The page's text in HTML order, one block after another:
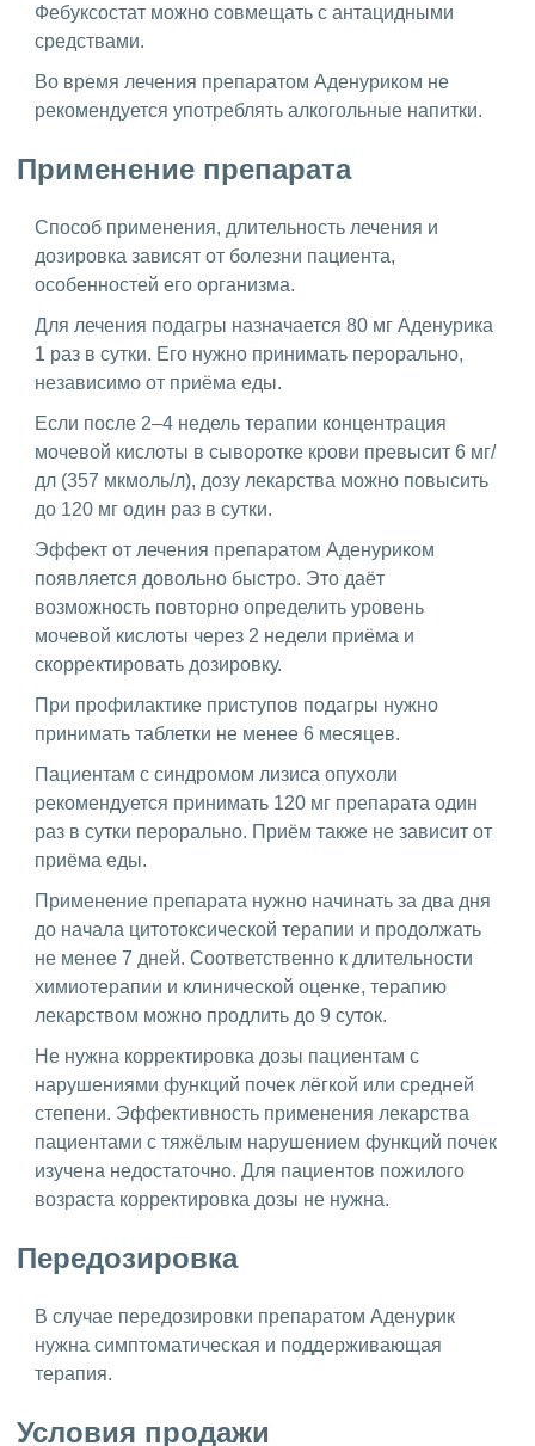
Фебуксостат можно совмещать с антацидными
средствами.
Во время лечения препаратом Аденуриком не
рекомендуется употреблять алкогольные напитки.
Применение препарата
Способ применения, длительность лечения и
дозировка зависят от болезни пациента,
особенностей его организма.
Для лечения подагры назначается 80 мг Аденурика
1 раз в сутки. Его нужно принимать перорально,
независимо от приёма еды.
Если после 2–4 недель терапии концентрация
мочевой кислоты в сыворотке крови превысит 6 мг/
дл (357 мкмоль/л), дозу лекарства можно повысить
до 120 мг один раз в сутки.
Эффект от лечения препаратом Аденуриком
появляется довольно быстро. Это даёт
возможность повторно определить уровень
мочевой кислоты через 2 недели приёма и
скорректировать дозировку.
При профилактике приступов подагры нужно
принимать таблетки не менее 6 месяцев.
Пациентам с синдромом лизиса опухоли
рекомендуется принимать 120 мг препарата один
раз в сутки перорально. Приём также не зависит от
приёма еды.
Применение препарата нужно начинать за два дня
до начала цитотоксической терапии и продолжать
не менее 7 дней. Соответственно к длительности
химиотерапии и клинической оценке, терапию
лекарством можно продлить до 9 суток.
Не нужна корректировка дозы пациентам с
нарушениями функций почек лёгкой или средней
степени. Эффективность применения лекарства
пациентами с тяжёлым нарушением функций почек
изучена недостаточно. Для пациентов пожилого
возраста корректировка дозы не нужна.
Передозировка
В случае передозировки препаратом Аденурик
нужна симптоматическая и поддерживающая
терапия.
Условия продажи